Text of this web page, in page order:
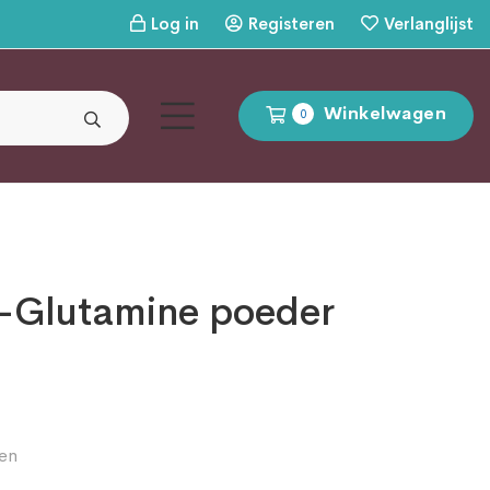
Log in Registeren Verlanglijst
0 Winkelwagen
Glutamine poeder